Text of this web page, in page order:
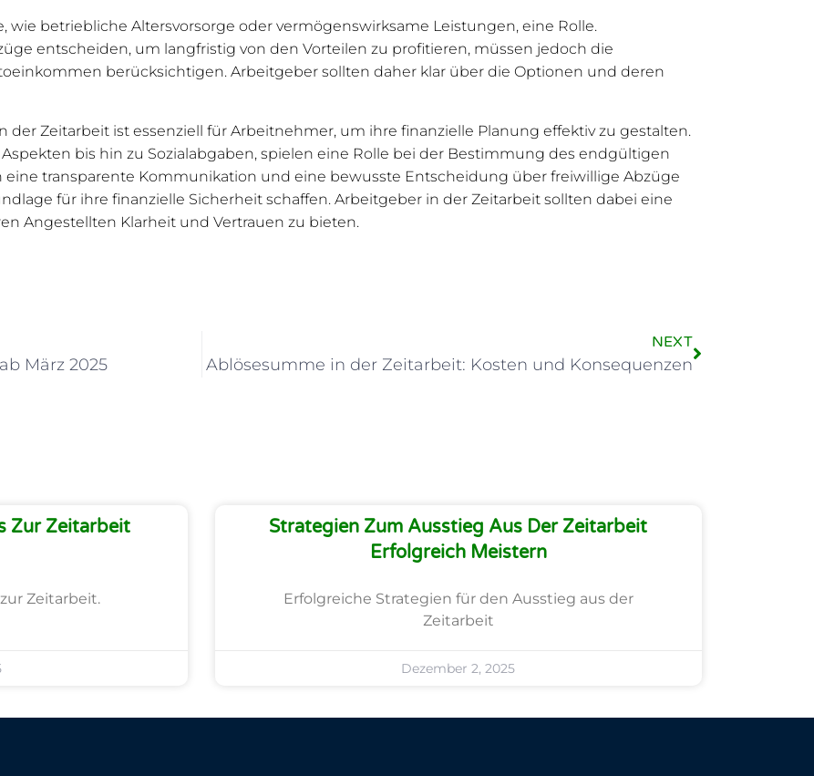
wie betriebliche Altersvorsorge oder vermögenswirksame Leistungen, eine Rolle.
entscheiden, um langfristig von den Vorteilen zu profitieren, müssen jedoch die
berücksichtigen. Arbeitgeber sollten daher klar über die Optionen und deren
der Zeitarbeit ist essenziell für Arbeitnehmer, um ihre finanzielle Planung effektiv zu gestalten.
bis hin zu Sozialabgaben, spielen eine Rolle bei der Bestimmung des endgültigen
eine transparente Kommunikation und eine bewusste Entscheidung über freiwillige Abzüge
für ihre finanzielle Sicherheit schaffen. Arbeitgeber in der Zeitarbeit sollten dabei eine
Angestellten Klarheit und Vertrauen zu bieten.
März 2025
NEXT
Ablösesumme in der Zeitarbeit: Kosten und Konsequenzen
Zur Zeitarbeit
Zeitarbeit.
Strategien Zum Ausstieg Aus Der Zeitarbeit
Erfolgreich Meistern
Erfolgreiche Strategien für den Ausstieg aus der
Zeitarbeit
Dezember 2, 2025